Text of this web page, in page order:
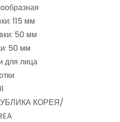
115 мм
50 мм
50 мм
для лица
КОРЕЯ/